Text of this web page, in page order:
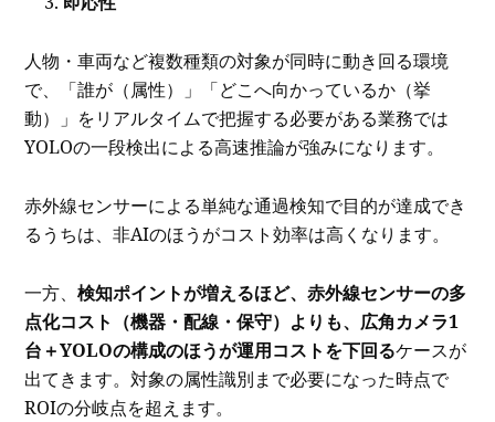
人物・車両など複数種類の対象が同時に動き回る環境
で、「誰が（属性）」「どこへ向かっているか（挙
動）」をリアルタイムで把握する必要がある業務では
YOLOの一段検出による高速推論が強みになります。
赤外線センサーによる単純な通過検知で目的が達成でき
るうちは、非AIのほうがコスト効率は高くなります。
一方、検知ポイントが増えるほど、赤外線センサーの多
点化コスト（機器・配線・保守）よりも、広角カメラ1
台＋YOLOの構成のほうが運用コストを下回るケースが
出てきます。対象の属性識別まで必要になった時点で
ROIの分岐点を超えます。